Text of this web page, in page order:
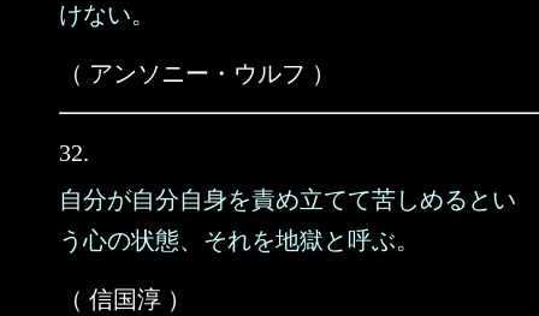
けない。
（ アンソニー・ウルフ ）
32.
自分が自分自身を責め立てて苦しめるとい
う心の状態、それを地獄と呼ぶ。
（ 信国淳 ）